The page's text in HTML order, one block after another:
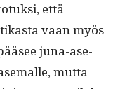
että
vaan myös
juna-ase­
mut­ta